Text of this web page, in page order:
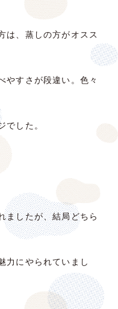
は、蒸しの方がオスス
やすさが段違い。色々
でした。
ましたが、結局どちら
力にやられていまし